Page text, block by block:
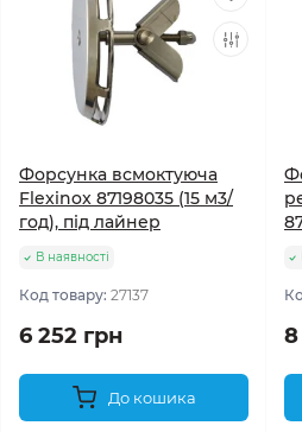
Форсунка всмоктуюча
Flexinox 87198035 (15 м3/
год), під лайнер
В наявності
Код товару: 27137
6 252 грн
До кошика
8